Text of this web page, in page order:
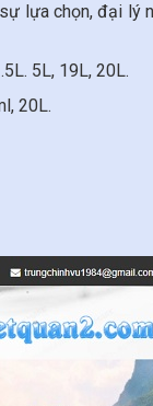
lựa chọn, đại lý
5L, 19L, 20L.
20L.